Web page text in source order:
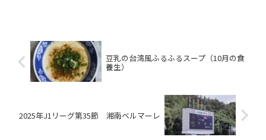
豆乳の台湾風ふるふるスープ（10月の食
養生）
2025年J1リーグ第35節 湘南ベルマーレ